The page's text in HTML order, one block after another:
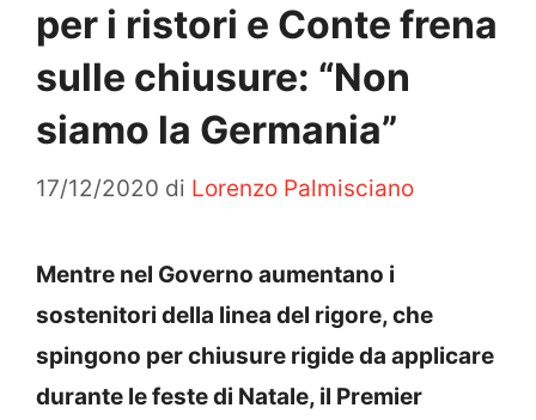
per i ristori e Conte frena
sulle chiusure: “Non
siamo la Germania”
17/12/2020 di Lorenzo Palmisciano
Mentre nel Governo aumentano i
sostenitori della linea del rigore, che
spingono per chiusure rigide da applicare
durante le feste di Natale, il Premier